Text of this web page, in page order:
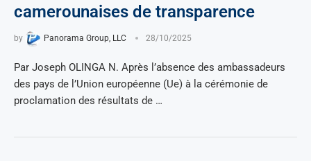
camerounaises de transparence
by Panorama Group, LLC 28/10/2025
Par Joseph OLINGA N. Après l’absence des ambassadeurs
des pays de l’Union européenne (Ue) à la cérémonie de
proclamation des résultats de …